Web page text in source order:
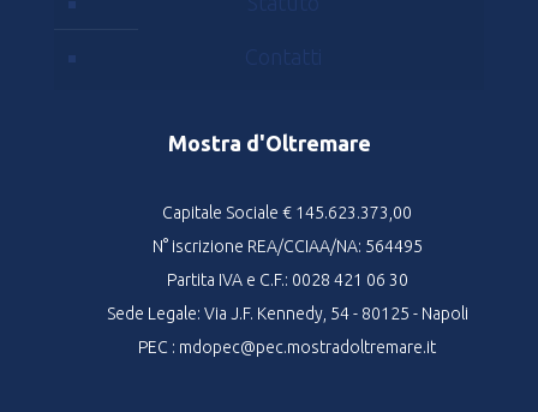
Contatti
Mostra d'Oltremare
Capitale Sociale € 145.623.373,00
N° iscrizione REA/CCIAA/NA: 564495
Partita IVA e C.F.: 0028 421 06 30
Sede Legale: Via J.F. Kennedy, 54 - 80125 - Napoli
PEC : mdopec@pec.mostradoltremare.it